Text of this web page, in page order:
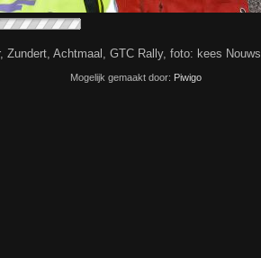
Zundert, Achtmaal, GTC Rally, foto: kees Nouws
Mogelijk gemaakt door: Piwigo